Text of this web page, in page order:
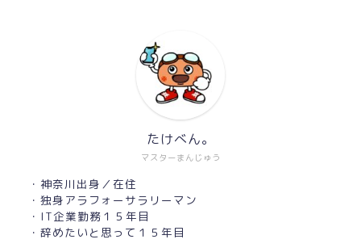
マスターまんじゅう
たけべん。
・神奈川出身／在住
・独身アラフォーサラリーマン
・IT企業勤務１５年目
・辞めたいと思って１５年目